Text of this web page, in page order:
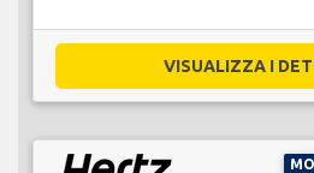
VISUALIZZA I